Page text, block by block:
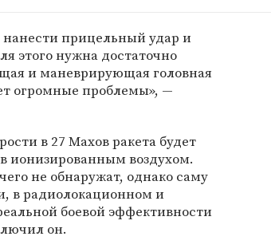
прицельный удар и
этого нужна достаточно
и маневрирующая головная
огромные проблемы», —
в 27 Махов ракета будет
ионизированным воздухом.
не обнаружат, однако саму
в радиолокационном и
боевой эффективности
он.